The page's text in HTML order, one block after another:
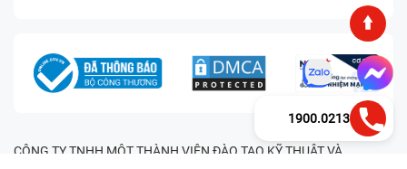
CÔNG TY TNHH MỘT THÀNH VIÊN ĐÀO TẠO KỸ THUẬT VÀ
1900.0213